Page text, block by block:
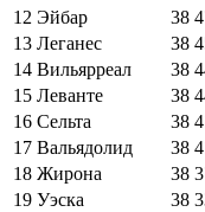
12 Эйбар 38
13 Леганес 38
14 Вильярреал 38
15 Леванте 38
16 Сельта 38
17 Вальядолид 38
18 Жирона 38
19 Уэска 38